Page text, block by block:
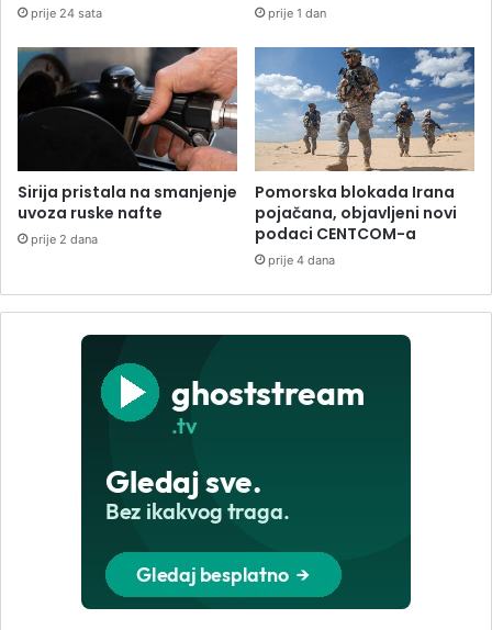
prije 24 sata prije 1 dan
Sirija pristala na smanjenje
uvoza ruske nafte
prije 2 dana
Pomorska blokada Irana
pojačana, objavljeni novi
podaci CENTCOM-a
prije 4 dana